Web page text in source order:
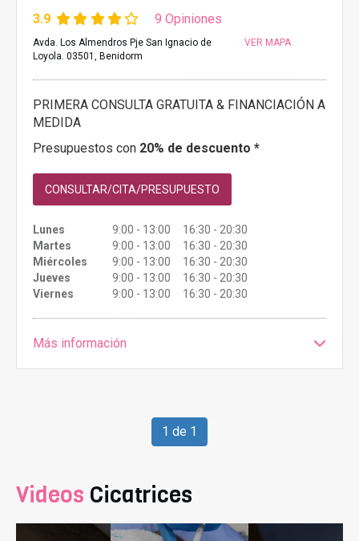
3.9 9 Opiniones
Avda. Los Almendros Pje San Ignacio de
Loyola. 03501, Benidorm
VER MAPA
PRIMERA CONSULTA GRATUITA & FINANCIACIÓN A
MEDIDA
Presupuestos con 20% de descuento *
CONSULTAR/CITA/PRESUPUESTO
Lunes
9:00 - 13:00 16:30 - 20:30
Martes
9:00 - 13:00 16:30 - 20:30
Miércoles
9:00 - 13:00 16:30 - 20:30
Jueves
9:00 - 13:00 16:30 - 20:30
Viernes
9:00 - 13:00 16:30 - 20:30
Más información
1 de 1
Videos Cicatrices